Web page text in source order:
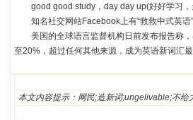
good good study，day day up(好好学习，
知名社交网站Facebook上有“救救中式英语
美国的全球语言监督机构日前发布报告称，
至20%，超过任何其他来源，成为英语新词汇
本文内容提示：网民;造新词;ungelivable;不给